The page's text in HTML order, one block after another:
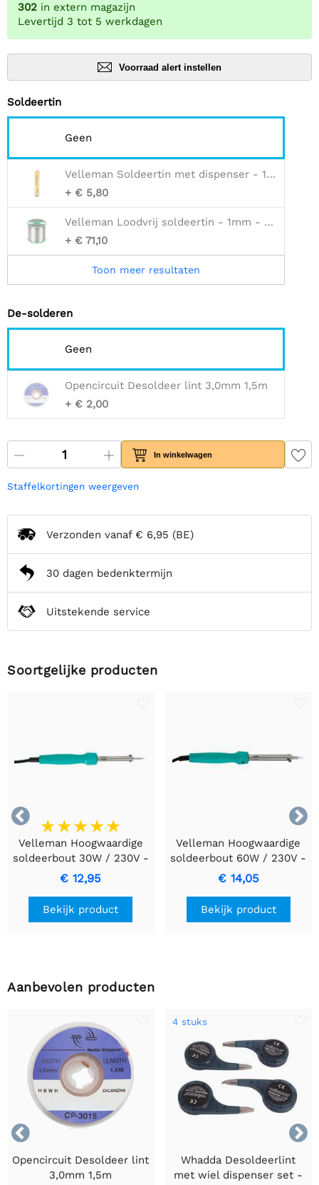
302 in extern magazijn
Levertijd 3 tot 5 werkdagen
Voorraad alert instellen
Soldeertin
Geen
Velleman Soldeertin met dispenser - 1mm - harskern - 17g
+ € 5,80
Velleman Loodvrij soldeertin - 1mm - harskern - 500g
+ € 71,10
Toon meer resultaten
De-solderen
Geen
Opencircuit Desoldeer lint 3,0mm 1,5m
+ € 2,00
In winkelwagen
Staffelkortingen weergeven
Verzonden vanaf € 6,95 (BE)
30 dagen bedenktermijn
Uitstekende service
Soortgelijke producten


Velleman Hoogwaardige
soldeerbout 30W / 230V -
VTSI30
€ 12,95
Bekijk product
Velleman Hoogwaardige
soldeerbout 60W / 230V -
VTSI60
€ 14,05
Bekijk product
Aanbevolen producten


Opencircuit Desoldeer lint
3,0mm 1,5m
4 stuks
Whadda Desoldeerlint
met wiel dispenser set -